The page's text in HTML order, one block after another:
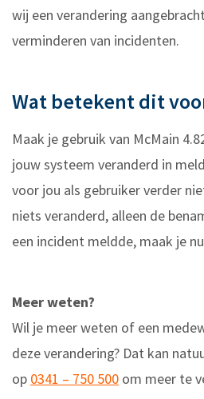
wij een verandering
verminderen van incidenten.
Wat betekent dit
Maak je gebruik van McMain
jouw systeem veranderd in
voor jou als gebruiker verder
niets veranderd, alleen de
een incident meldde, maak je
Meer weten?
Wil je meer weten of een
deze verandering? Dat kan
op 0341 – 750 500 om meer te